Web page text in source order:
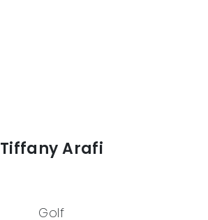
Tiffany Arafi
Golf